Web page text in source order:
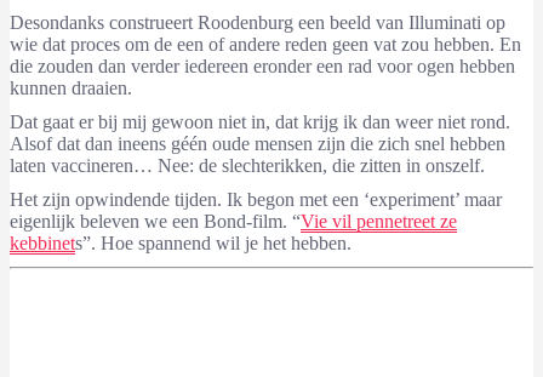
Desondanks construeert Roodenburg een beeld van Illuminati op
wie dat proces om de een of andere reden geen vat zou hebben. En
die zouden dan verder iedereen eronder een rad voor ogen hebben
kunnen draaien.
Dat gaat er bij mij gewoon niet in, dat krijg ik dan weer niet rond.
Alsof dat dan ineens géén oude mensen zijn die zich snel hebben
laten vaccineren… Nee: de slechterikken, die zitten in onszelf.
Het zijn opwindende tijden. Ik begon met een ‘experiment’ maar
eigenlijk beleven we een Bond-film. “Vie vil pennetreet ze
kebbinets”. Hoe spannend wil je het hebben.